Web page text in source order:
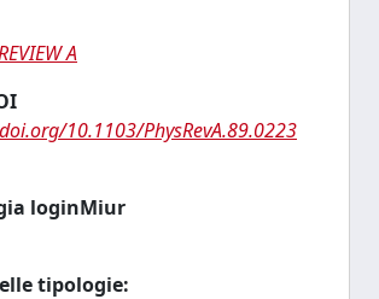
A
10.1103/PhysRevA.89.0223
loginMiur
tipologie: